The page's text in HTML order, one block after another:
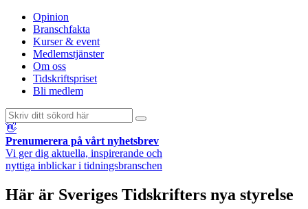
Opinion
Branschfakta
Kurser & event
Medlemstjänster
Om oss
Tidskriftspriset
Bli medlem
👋
Prenumerera på vårt nyhetsbrev
Vi ger dig aktuella, inspirerande och
nyttiga inblickar i tidningsbranschen
Här är Sveriges Tidskrifters nya styrelse